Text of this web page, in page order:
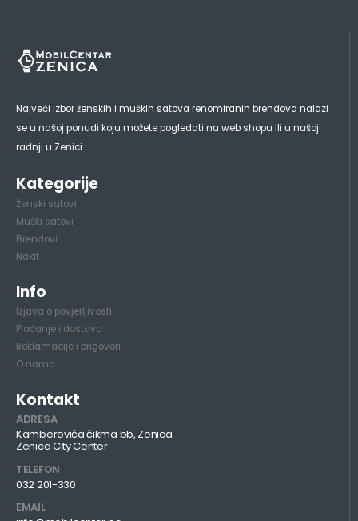
Najveći izbor ženskih i muških satova renomiranih brendova nalazi
se u našoj ponudi koju možete pogledati na web shopu ili u našoj
radnji u Zenici.
Kategorije
Ženski satovi
Muški satovi
Brendovi
Nakit
Info
Izjava o povjerljivosti
Plaćanje i dostava
Reklamacije i prigovori
O nama
Kontakt
ADRESA
Kamberovića čikma bb, Zenica
Zenica City Center
TELEFON
032 201-330
EMAIL